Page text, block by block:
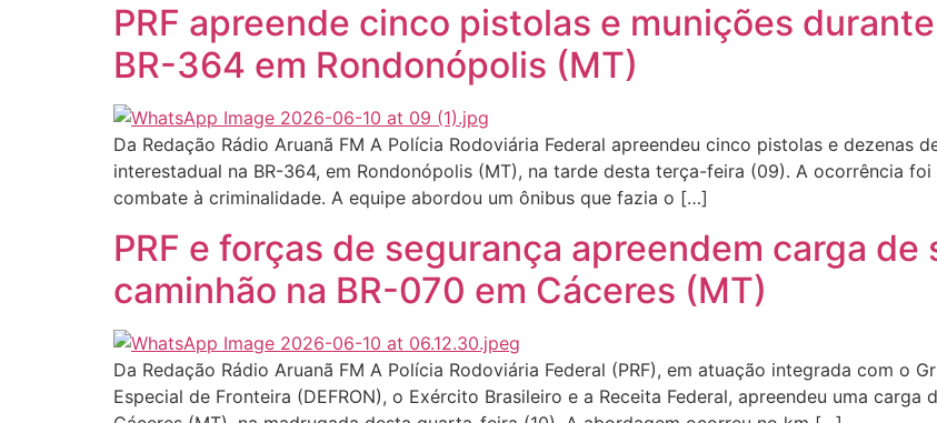
PRF apreende cinco pistolas e munições
BR-364 em Rondonópolis (MT)
Da Redação Rádio Aruanã FM A Polícia Rodoviária Federal apreendeu cinco pistolas e dezenas
interestadual na BR-364, em Rondonópolis (MT), na tarde desta terça-feira (09). A ocorrência
combate à criminalidade. A equipe abordou um ônibus que fazia o […]
PRF e forças de segurança apreendem carga
caminhão na BR-070 em Cáceres (MT)
Da Redação Rádio Aruanã FM A Polícia Rodoviária Federal (PRF), em atuação integrada com o
Especial de Fronteira (DEFRON), o Exército Brasileiro e a Receita Federal, apreendeu uma